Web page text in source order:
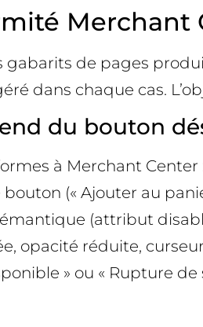
Merchant
gabarits de pages
dans chaque cas.
du bouton
à Merchant Center
(« Ajouter au
(attribut
opacité réduite,
» ou « Rupture